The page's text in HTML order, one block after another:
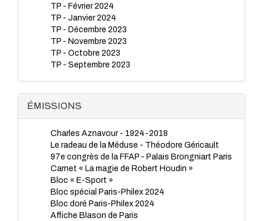
TP - Février 2024
TP - Janvier 2024
TP - Décembre 2023
TP - Novembre 2023
TP - Octobre 2023
TP - Septembre 2023
TP - Avril 2023
TP - Février 2023
TP - Janvier 2023
TP - Novembre 2022
TP - Octobre 2022
TP - Septembre 2022
TP - Août 2022
TP - Juillet 2022
TP - Juin 2022
ÉMISSIONS
Charles Aznavour - 1924-2018
Le radeau de la Méduse - Théodore Géricault
97e congrès de la FFAP - Palais Brongniart Paris
Carnet « La magie de Robert Houdin »
Bloc « E-Sport »
Bloc spécial Paris-Philex 2024
Bloc doré Paris-Philex 2024
Affiche Blason de Paris